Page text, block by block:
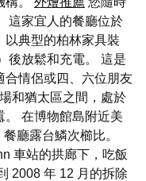
這家宜人的餐廳位於
以典型的柏林家具裝
後放鬆和充電。 這是
合情侶或四、六位朋友
和猶太區之間，處於
在博物館島附近美
廳露台鱗次櫛比。
車站的拱廊下，吃飯
2008 年 12 月的拆除